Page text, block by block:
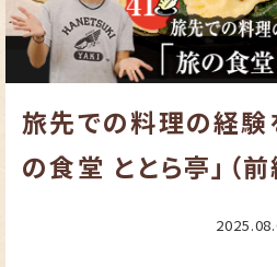
旅先での料理の経験
の食堂 ととら亭」（前